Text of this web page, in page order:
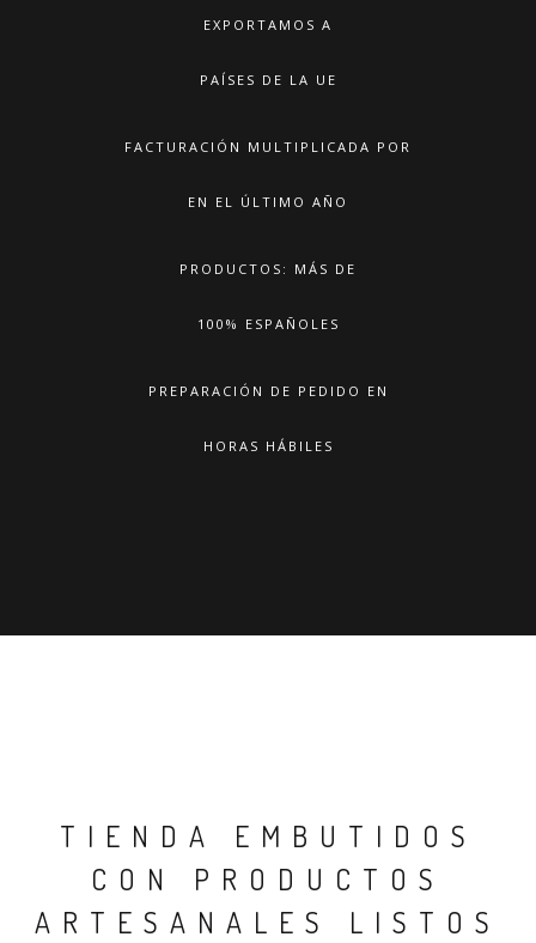
EXPORTAMOS A
PAÍSES DE LA UE
FACTURACIÓN MULTIPLICADA POR
EN EL ÚLTIMO AÑO
PRODUCTOS: MÁS DE
100% ESPAÑOLES
PREPARACIÓN DE PEDIDO EN
HORAS HÁBILES
TIENDA EMBUTIDOS
CON PRODUCTOS
ARTESANALES LISTOS